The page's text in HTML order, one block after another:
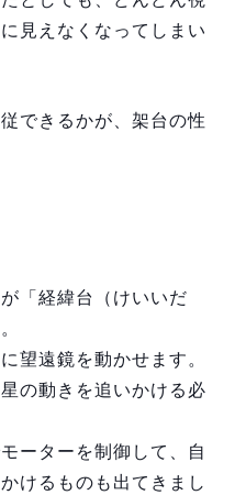
見えなくなってしまい
できるかが、架台の性
「経緯台（けいいだ
望遠鏡を動かせます。
の動きを追いかける必
ーターを制御して、自
けるものも出てきまし